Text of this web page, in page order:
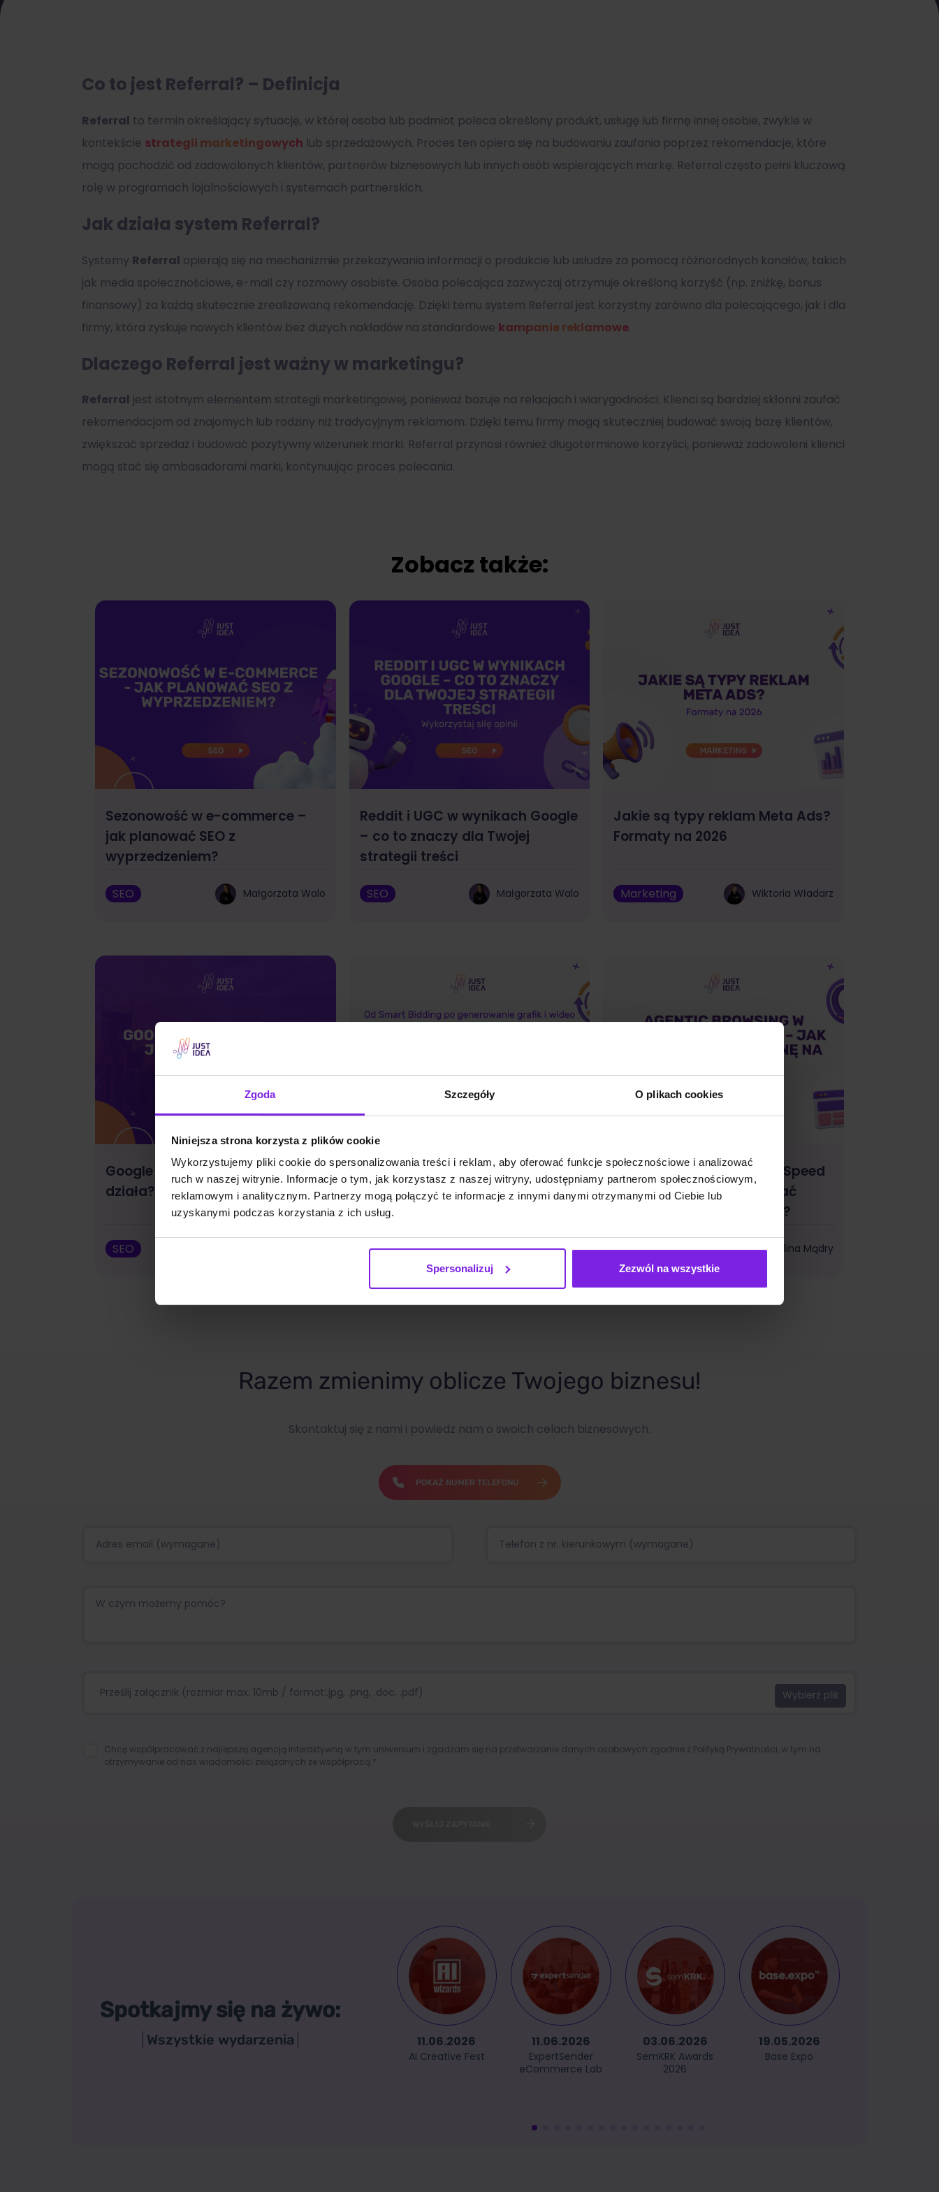
Zgoda Szczegóły O plikach cookies
Niniejsza strona korzysta z plików cookie
Wykorzystujemy pliki cookie do spersonalizowania treści i reklam, aby oferować funkcje społecznościowe i analizować
ruch w naszej witrynie. Informacje o tym, jak korzystasz z naszej witryny, udostępniamy partnerom społecznościowym,
reklamowym i analitycznym. Partnerzy mogą połączyć te informacje z innymi danymi otrzymanymi od Ciebie lub
uzyskanymi podczas korzystania z ich usług.
Spersonalizuj Zezwól na wszystkie
Co to jest Referral? – Definicja
Referral to termin określający sytuację, w której osoba lub podmiot poleca określony produkt, usługę lub firmę innej osobie, zwykle w
kontekście strategii marketingowych lub sprzedażowych. Proces ten opiera się na budowaniu zaufania poprzez rekomendacje, które
mogą pochodzić od zadowolonych klientów, partnerów biznesowych lub innych osób wspierających markę. Referral często pełni kluczową
rolę w programach lojalnościowych i systemach partnerskich.
Jak działa system Referral?
Systemy Referral opierają się na mechanizmie przekazywania informacji o produkcie lub usłudze za pomocą różnorodnych kanałów, takich
jak media społecznościowe, e-mail czy rozmowy osobiste. Osoba polecająca zazwyczaj otrzymuje określoną korzyść (np. zniżkę, bonus
finansowy) za każdą skutecznie zrealizowaną rekomendację. Dzięki temu system Referral jest korzystny zarówno dla polecającego, jak i dla
firmy, która zyskuje nowych klientów bez dużych nakładów na standardowe kampanie reklamowe.
Dlaczego Referral jest ważny w marketingu?
Referral jest istotnym elementem strategii marketingowej, ponieważ bazuje na relacjach i wiarygodności. Klienci są bardziej skłonni zaufać
rekomendacjom od znajomych lub rodziny niż tradycyjnym reklamom. Dzięki temu firmy mogą skuteczniej budować swoją bazę klientów,
zwiększać sprzedaż i budować pozytywny wizerunek marki. Referral przynosi również długoterminowe korzyści, ponieważ zadowoleni klienci
mogą stać się ambasadorami marki, kontynuując proces polecania.
Zobacz także:
Sezonowość w e-commerce –
jak planować SEO z
wyprzedzeniem?
SEO Małgorzata Walo
Reddit i UGC w wynikach Google
– co to znaczy dla Twojej
strategii treści
SEO Małgorzata Walo
Jakie są typy reklam Meta Ads?
Formaty na 2026
Marketing Wiktoria Władarz
Google Discover: czym jest i jak
działa?
SEO
Jakie są funkcje AI w Google
Ads?
Marketing Wiktoria Władarz
Agentic Browsing w PageSpeed
Insights – jak przygotować
stronę na erę agentów AI?
AI Kalina Mądry
Razem zmienimy oblicze Twojego biznesu!
Skontaktuj się z nami i powiedz nam o swoich celach biznesowych.
POKAŻ NUMER TELEFONU
Prześlij załącznik (rozmiar max. 10mb / format:.jpg, .png, .doc, .pdf)
Chcę współpracować z najlepszą agencją interaktywną w tym uniwersum i zgadzam się na przetwarzanie danych osobowych zgodnie z Polityką Prywatności , w tym na
otrzymywanie od nas wiadomości związanych ze współpracą.*
Spotkajmy się na żywo:
Wszystkie wydarzenia 11.06.2026
AI Creative Fest
11.06.2026
ExpertSender
eCommerce Lab
03.06.2026
SemKRK Awards
2026
19.05.2026
Base Expo